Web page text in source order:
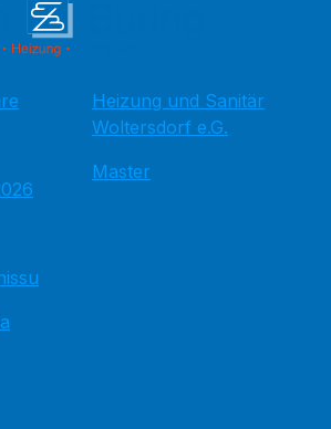
Heizung und Sanitär
Woltersdorf e.G.
Master